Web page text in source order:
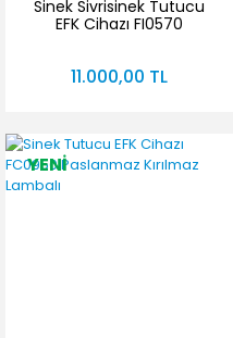
Sinek Sivrisinek Tutucu
EFK Cihazı FI0570
11.000,00 TL
YENİ